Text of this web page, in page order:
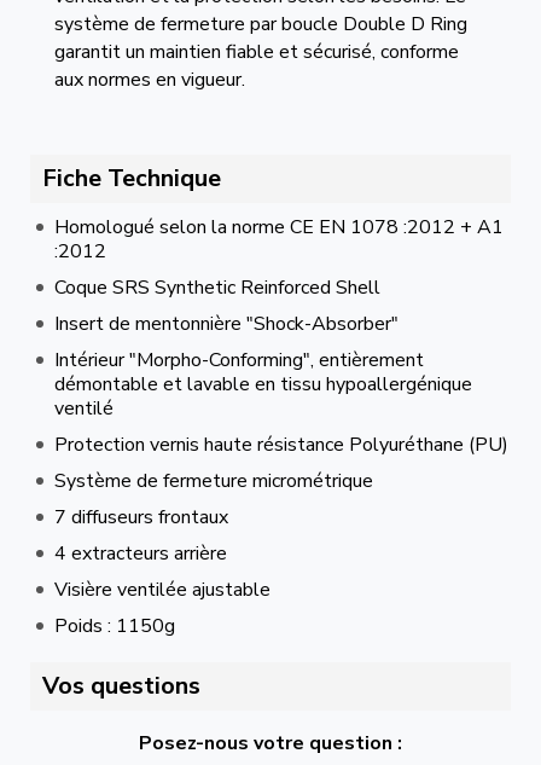
système de fermeture par boucle Double D Ring
garantit un maintien fiable et sécurisé, conforme
aux normes en vigueur.
Fiche Technique
Homologué selon la norme CE EN 1078 :2012 + A1
:2012
Coque SRS Synthetic Reinforced Shell
Insert de mentonnière "Shock-Absorber"
Intérieur "Morpho-Conforming", entièrement
démontable et lavable en tissu hypoallergénique
ventilé
Protection vernis haute résistance Polyuréthane (PU)
Système de fermeture micrométrique
7 diffuseurs frontaux
4 extracteurs arrière
Visière ventilée ajustable
Poids : 1150g
Vos questions
Posez-nous votre question :